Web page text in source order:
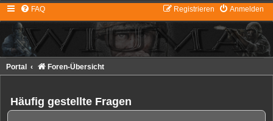
FAQ Anmelden
Registrieren
Portal Foren-Übersicht
Häufig gestellte Fragen